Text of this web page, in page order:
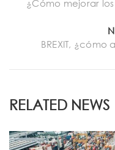
¿Cómo mejorar
BREXIT,
RELATED NEWS